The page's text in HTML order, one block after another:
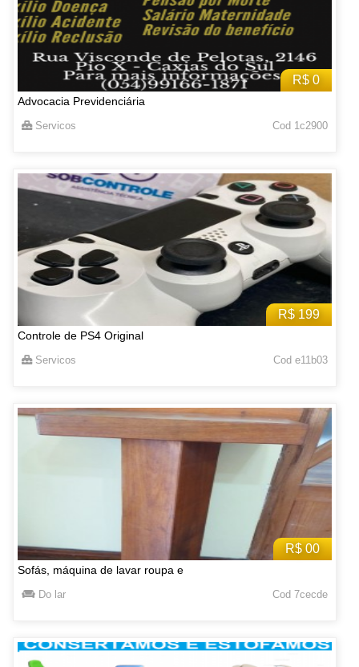
R$ 0
Advocacia Previdenciária
Servicos Cod 1c2900
R$ 199
Controle de PS4 Original
Servicos Cod e11b03
R$ 00
Sofás, máquina de lavar roupa e
Do lar Cod 7cecde